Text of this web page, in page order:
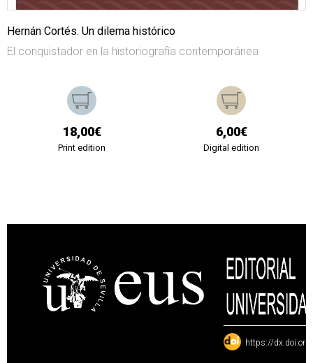
Hernán Cortés. Un dilema histórico
El conquistador en la historiografía contemporánea
18,00€
Print edition
6,00€
Digital edition
: https://